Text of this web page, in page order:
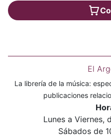
El
La librería de la música:
publicaciones
Lunes a Viernes,
Sábados de